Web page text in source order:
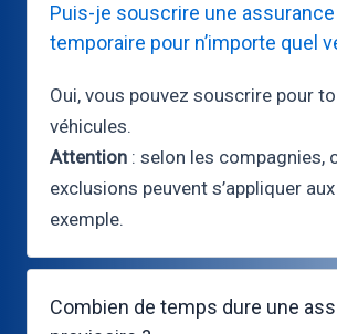
Puis-je souscrire une
temporaire pour n’importe quel
Oui, vous pouvez souscrire pour
véhicules.
Attention : selon les compagnies,
exclusions peuvent s’appliquer
exemple.
Combien de temps dure une